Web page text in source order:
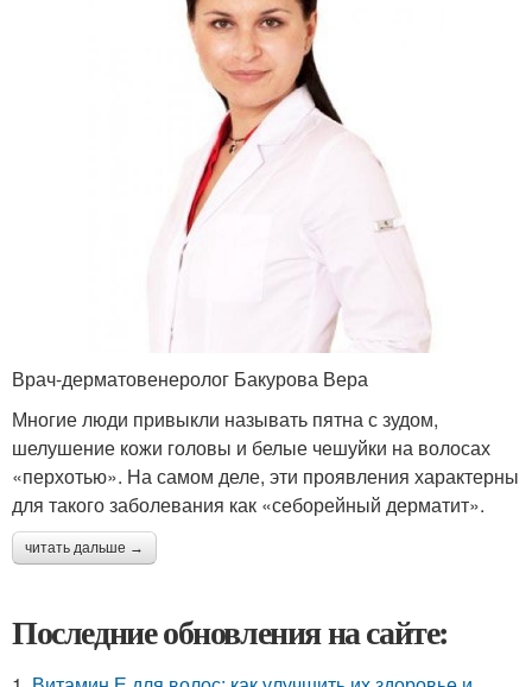
Врач-дерматовенеролог Бакурова Вера
Многие люди привыкли называть пятна с зудом,
шелушение кожи головы и белые чешуйки на волосах
«перхотью». На самом деле, эти проявления характерны
для такого заболевания как «себорейный дерматит».
читать дальше →
Последние обновления на сайте: